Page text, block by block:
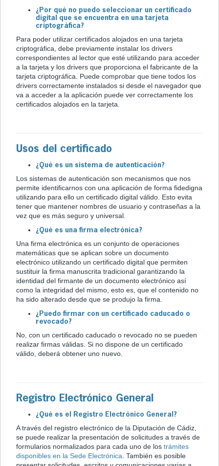
¿Por qué no puedo seleccionar un certificado
digital que se encuentra en una tarjeta
criptográfica?
Para poder utilizar certificados alojados en una tarjeta
criptográfica, debe previamente instalar los drivers
correspondientes al lector que esté utilizando para acceder
a la tarjeta y los drivers que proporciona el fabricante de la
tarjeta criptográfica. Puede comprobar que tiene todos los
drivers correctamente instalados si desde el navegador que
va a acceder a la aplicación puede ver correctamente los
certificados alojados en la tarjeta.
Usos del certificado
¿Qué es un sistema de autenticación?
Los sistemas de autenticación son mecanismos que nos
permite identificarnos con una aplicación de forma fidedigna
utilizando para ello un certificado digital válido. Esto evita
tener que mantener nombres de usuario y contraseñas a la
vez que es más seguro y universal.
¿Qué es una firma electrónica?
Una firma electrónica es un conjunto de operaciones
matemáticas que se aplican sobre un documento
electrónico utilizando un certificado digital que permiten
sustituir la firma manuscrita tradicional garantizando la
identidad del firmante de un documento electrónico así
como la integridad del mismo, esto es, que el contenido no
ha sido alterado desde que se produjo la firma.
¿Puedo firmar con un certificado caducado o
revocado?
No, con un certificado caducado o revocado no se pueden
realizar firmas válidas. Si no dispone de un certificado
válido, deberá obtener uno nuevo.
Registro Electrónico General
¿Qué es el Registro Electrónico General?
A través del registro electrónico de la Diputación de Cádiz,
se puede realizar la presentación de solicitudes a través de
formularios normalizados para cada uno de los trámites
disponibles en la Sede Electrónica . También es posible